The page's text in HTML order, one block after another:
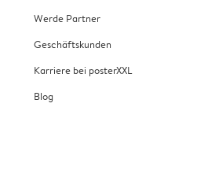
Werde Partner
Geschäftskunden
Karriere bei posterXXL
Blog